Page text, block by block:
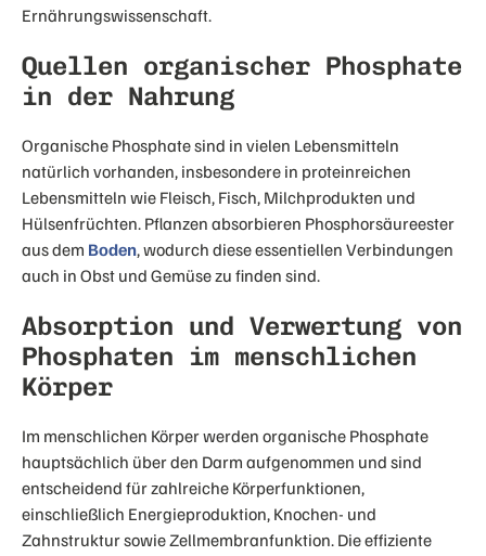
Ernährungswissenschaft.
Quellen organischer Phosphate
in der Nahrung
Organische Phosphate sind in vielen Lebensmitteln
natürlich vorhanden, insbesondere in proteinreichen
Lebensmitteln wie Fleisch, Fisch, Milchprodukten und
Hülsenfrüchten. Pflanzen absorbieren Phosphorsäureester
aus dem Boden, wodurch diese essentiellen Verbindungen
auch in Obst und Gemüse zu finden sind.
Absorption und Verwertung von
Phosphaten im menschlichen
Körper
Im menschlichen Körper werden organische Phosphate
hauptsächlich über den Darm aufgenommen und sind
entscheidend für zahlreiche Körperfunktionen,
einschließlich Energieproduktion, Knochen- und
Zahnstruktur sowie Zellmembranfunktion. Die effiziente